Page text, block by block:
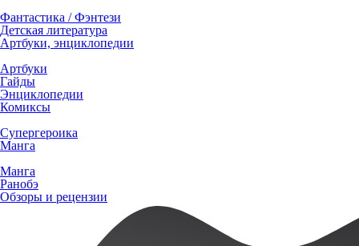
Фантастика / Фэнтези
Детская литература
Артбуки, энциклопедии
Артбуки
Гайды
Энциклопедии
Комиксы
Супергероика
Манга
Манга
Ранобэ
Обзоры и рецензии